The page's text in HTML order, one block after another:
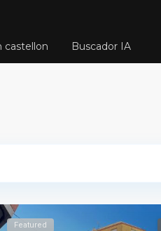
castellon Buscador IA
Featured